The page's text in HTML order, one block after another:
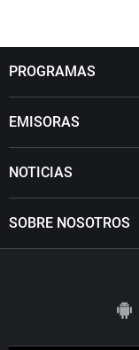
PROGRAMAS
EMISORAS
NOTICIAS
SOBRE NOSOTROS